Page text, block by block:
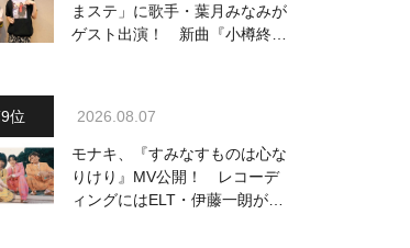
まステ」に歌手・葉月みなみが
ゲスト出演！ 新曲『小樽終着
2026.08.07
モナキ、『すみなすものは心な
りけり』MV公開！ レコーデ
ィングにはELT・伊藤一朗がリ